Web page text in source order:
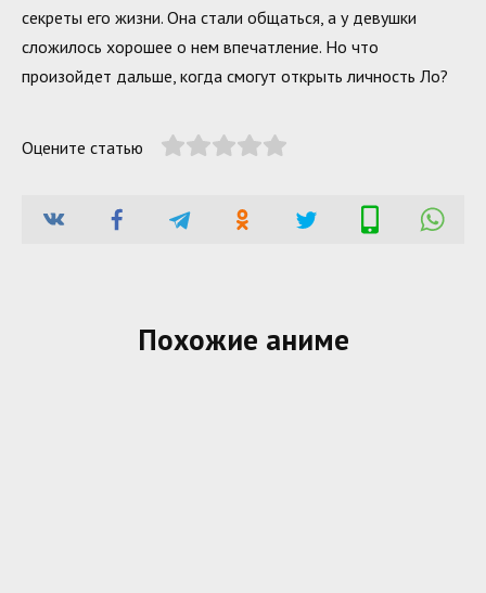
секреты его жизни. Она стали общаться, а у девушки
сложилось хорошее о нем впечатление. Но что
произойдет дальше, когда смогут открыть личность Ло?
Оцените статью
Похожие аниме